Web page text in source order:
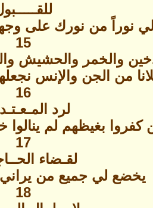
لي نوراً من نورك على
15
والخمر والحشيش
من الجن والإنس
16
لرد
كفروا بغيظهم لم ينالوا
17
لقـضاء
يخضع لي جميع من
18